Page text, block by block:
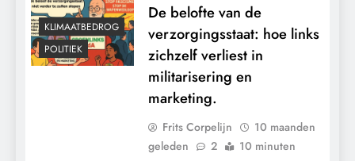
KLIMAATBEDROG
POLITIEK
De belofte van de
verzorgingsstaat: hoe links
zichzelf verliest in
militarisering en
marketing.
Frits Corpelijn
10 maanden
geleden
2 10 minuten